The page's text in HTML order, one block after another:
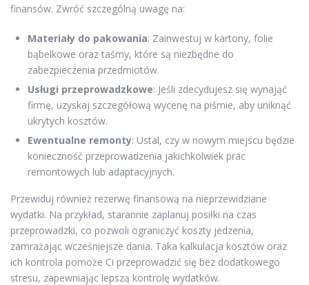
finansów. Zwróć szczególną uwagę na:
Materiały do pakowania: Zainwestuj w kartony, folie
bąbelkowe oraz taśmy, które są niezbędne do
zabezpieczenia przedmiotów.
Usługi przeprowadzkowe: Jeśli zdecydujesz się wynająć
firmę, uzyskaj szczegółową wycenę na piśmie, aby uniknąć
ukrytych kosztów.
Ewentualne remonty: Ustal, czy w nowym miejscu będzie
konieczność przeprowadzenia jakichkolwiek prac
remontowych lub adaptacyjnych.
Przewiduj również rezerwę finansową na nieprzewidziane
wydatki. Na przykład, starannie zaplanuj posiłki na czas
przeprowadzki, co pozwoli ograniczyć koszty jedzenia,
zamrażając wcześniejsze dania. Taka kalkulacja kosztów oraz
ich kontrola pomoże Ci przeprowadzić się bez dodatkowego
stresu, zapewniając lepszą kontrolę wydatków.